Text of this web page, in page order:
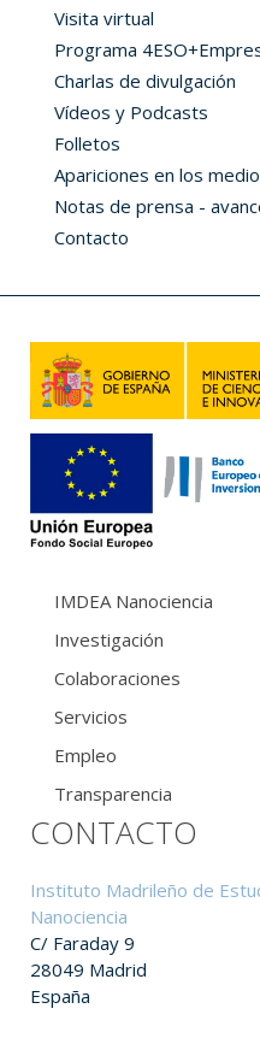
Visita virtual
Programa
Charlas de divulgación
Vídeos y Podcasts
Folletos
Apariciones en los
Notas de prensa -
Contacto
IMDEA Nanociencia
Investigación
Colaboraciones
Servicios
Empleo
Transparencia
CONTACTO
Instituto Madrileño de
Nanociencia
C/ Faraday 9
28049 Madrid
España